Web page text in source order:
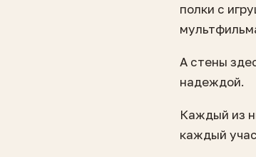
полки с
А стены
надеждой.
Каждый из
каждый